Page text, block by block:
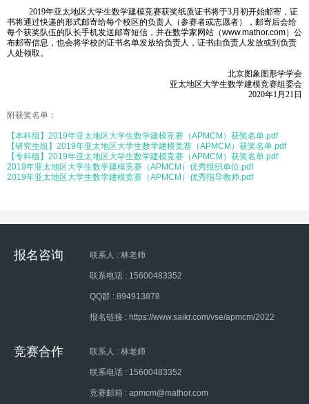
2019年亚太地区大学生数学建模竞赛获奖纸质证书将于3月初开始邮寄，证
书将通过快递的形式邮寄给每个校区的负责人（参赛者或志愿者），邮寄后会给
每个获奖队伍的队长手机发送邮寄短信，并在数学家网站（www.mathor.com）公
布邮寄信息，也会将学校的证书名单发放给负责人，证书由负责人发放或到负责
人处领取。
北京图象图形学学会
亚太地区大学生数学建模竞赛组委会
2020年1月21日
附获奖名单：
【本科组】2019年亚太地区大学生数学建模竞赛（APMCM）获奖名单.pdf
【研究生组】2019年亚太地区大学生数学建模竞赛（APMCM）获奖名单.pdf
【专科组】2019年亚太地区大学生数学建模竞赛（APMCM）获奖名单.pdf
2019年亚太地区大学生数学建模竞赛（APMCM）优秀组织单位.pdf
2019年亚太地区大学生数学建模竞赛（APMCM）优秀指导教师.pdf
报名咨询 联系人 : 林老师
联系电话 : 15600483352
QQ群 : 894913878
报名链接 : https://www.saikr.com/vse/apmcm/2022
竞赛合作 联系人 : 林老师
联系电话 : 15600483352
竞赛邮箱 : apmcm@mathor.com